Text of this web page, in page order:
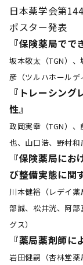
日本薬学会第
ポスター発表
『保険薬局でで
坂本敬太（TGN）
彦（ツルハホールデ
『トレーシン
性』
政岡実幸（TGN）
也、山口浩、野村和
『保険薬局に
び整備実態に関
川本健裕（レデイ
部誠、松井洸、阿
グス）
『薬局薬剤師に
岩田健嗣（杏林堂